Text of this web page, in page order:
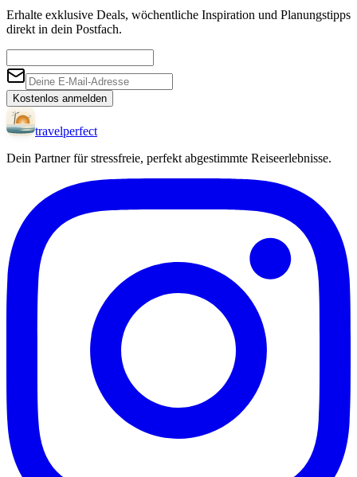
Erhalte exklusive Deals, wöchentliche Inspiration und Planungstipps
direkt in dein Postfach.
Kostenlos anmelden
travelperfect
Dein Partner für stressfreie, perfekt abgestimmte Reiseerlebnisse.